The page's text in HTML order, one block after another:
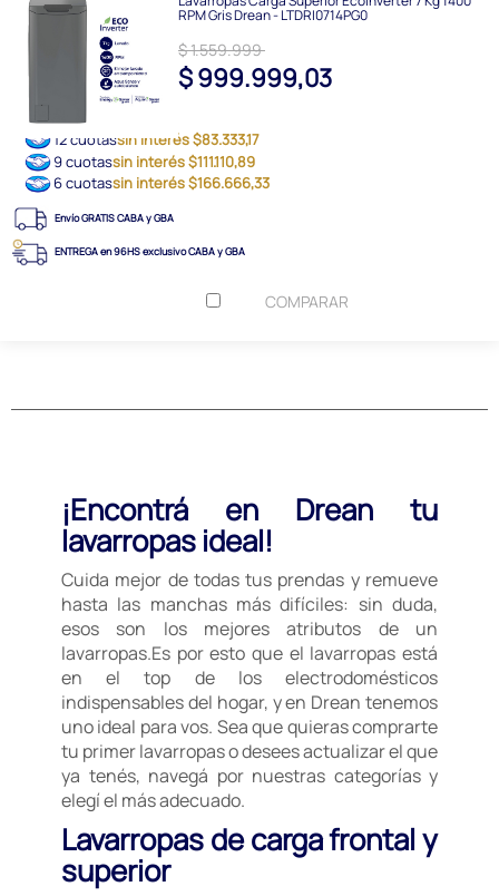
RPM Gris Drean - LTDRI0714PG0
$ 1.559.999
$ 999.999,03
12 cuotassin interés $83.333,17
9 cuotassin interés $111.110,89
6 cuotassin interés $166.666,33
Envío GRATIS CABA y GBA
ENTREGA en 96HS exclusivo CABA y GBA
COMPARAR
¡Encontrá en Drean tu
lavarropas ideal!
Cuida mejor de todas tus prendas y remueve
hasta las manchas más difíciles: sin duda,
esos son los mejores atributos de un
lavarropas.Es por esto que el lavarropas está
en el top de los electrodomésticos
indispensables del hogar, y en Drean tenemos
uno ideal para vos. Sea que quieras comprarte
tu primer lavarropas o desees actualizar el que
ya tenés, navegá por nuestras categorías y
elegí el más adecuado.
Lavarropas de carga frontal y
superior